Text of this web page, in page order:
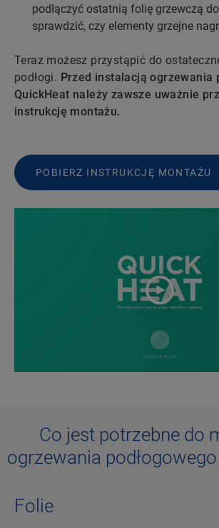
podłączyć ostatnią folię grzewczą
sprawdzić, czy elementy grzejne
Teraz możesz przystąpić do
podłogi. Przed instalacją ogrzewania
QuickHeat należy zawsze uważnie
instrukcję montażu.
POBIERZ INSTRUKCJĘ MONTAŻU
Co jest potrzebne do
ogrzewania
Folie